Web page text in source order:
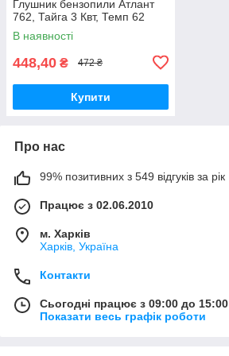
Глушник бензопили Атлант
762, Тайга 3 Квт, Темп 62
В наявності
448,40 ₴ 472 ₴
Купити
Про нас
99% позитивних з 549 відгуків за рік
Працює з 02.06.2010
м. Харків
Харків, Україна
Контакти
Сьогодні працює з 09:00 до 15:00
Показати весь графік роботи